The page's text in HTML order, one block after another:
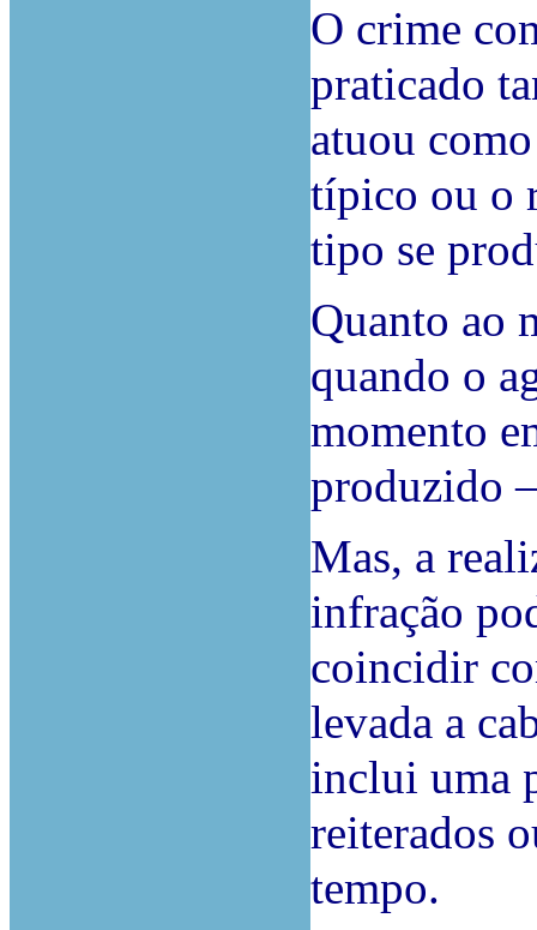
O crime
praticado
atuou
típico ou o
tipo se
Quanto ao
quando o
momento
produzido
Mas, a
infração
coincidir
levada a
inclui uma
reiterados
tempo.